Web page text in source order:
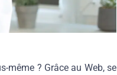
même ? Grâce au Web, se